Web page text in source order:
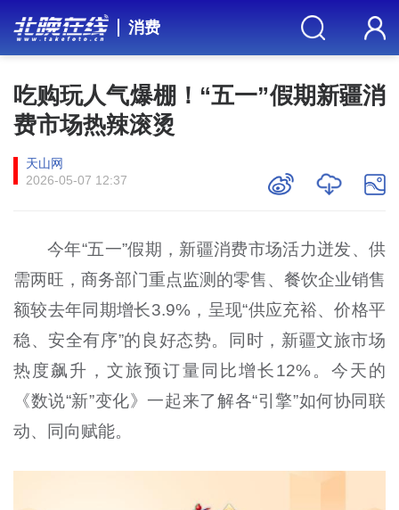
消费
吃购玩人气爆棚！“五一”假期新疆消
费市场热辣滚烫
天山网
2026-05-07 12:37
今年“五一”假期，新疆消费市场活力迸发、供
需两旺，商务部门重点监测的零售、餐饮企业销售
额较去年同期增长3.9%，呈现“供应充裕、价格平
稳、安全有序”的良好态势。同时，新疆文旅市场
热度飙升，文旅预订量同比增长12%。今天的
《数说“新”变化》一起来了解各“引擎”如何协同联
动、同向赋能。